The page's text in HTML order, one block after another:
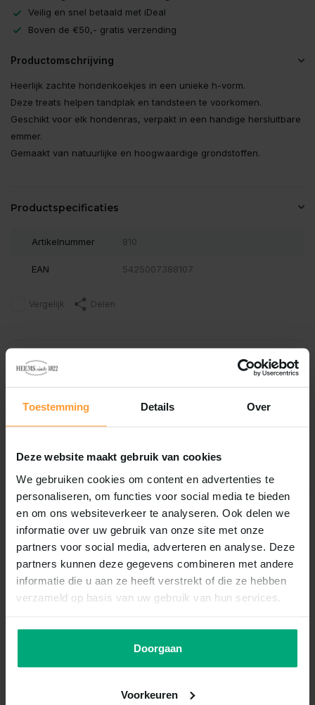
Toestemming Details Over
Deze website maakt gebruik van cookies
We gebruiken cookies om content en advertenties te
personaliseren, om functies voor social media te bieden
en om ons websiteverkeer te analyseren. Ook delen we
informatie over uw gebruik van onze site met onze
partners voor social media, adverteren en analyse. Deze
partners kunnen deze gegevens combineren met andere
informatie die u aan ze heeft verstrekt of die ze hebben
verzameld op basis van uw gebruik van hun services.
Doorgaan
Voorkeuren
Veilig en snel betaald met iDeal
Boven de €50,- gratis verzending
Productomschrijving
Heerlijk zachte hondenkoekjes in een unieke h-vorm.
Deze treats helpen tandplak en tandsteen te voorkomen.
Geschikt voor elk hondenras, verpakt in een handige hersluitbare
emmer.
Gemaakt van natuurlijke en hoogwaardige grondstoffen.
Productspecificaties
Artikelnummer 810
EAN 5425007388107
Vergelijk Delen
Reviews
Schrijf je eigen review
Recent bekeken